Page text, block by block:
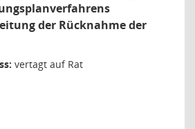
der Rücknahme der
vertagt auf Rat